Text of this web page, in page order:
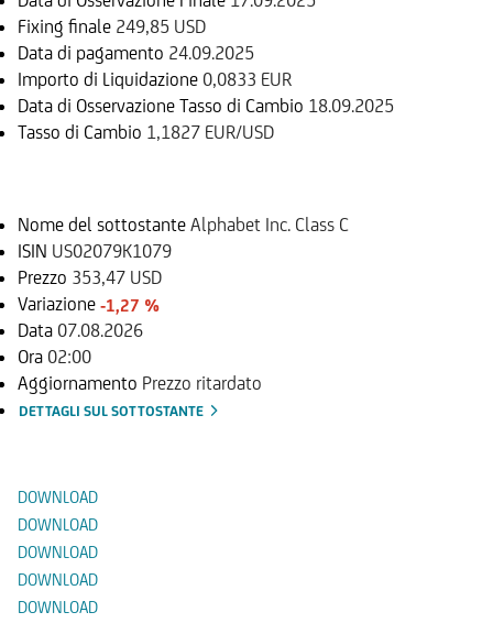
Fixing finale 249,85 USD
Data di pagamento 24.09.2025
Importo di Liquidazione 0,0833 EUR
Data di Osservazione Tasso di Cambio 18.09.2025
Tasso di Cambio 1,1827 EUR/USD
Nome del sottostante Alphabet Inc. Class C
ISIN US02079K1079
Prezzo 353,47 USD
Variazione -1,27 %
Data 07.08.2026
Ora 02:00
Aggiornamento Prezzo ritardato
DETTAGLI SUL SOTTOSTANTE
DOWNLOAD
DOWNLOAD
DOWNLOAD
DOWNLOAD
DOWNLOAD